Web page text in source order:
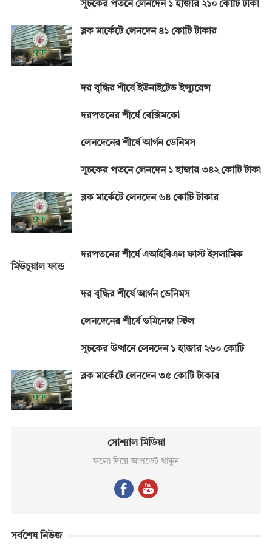
সূচকের পতনে লেনদেন ১ হাজার ২১০ কোটি টাকা
ব্লক মার্কেটে লেনদেন ৪১ কোটি টাকার
দর বৃদ্ধির শীর্ষে ইউনাইটেড ইন্স্যুরেন্স
দরপতনের শীর্ষে বেক্সিমকো
লেনদেনের শীর্ষে আর্গন ডেনিমস
সূচকের পতনে লেনদেন ১ হাজার ৩৪২ কোটি টাকা
ব্লক মার্কেটে লেনদেন ৬৪ কোটি টাকার
দরপতনের শীর্ষে এআইবিএল ফাস্ট ইসলামিক
মিউচুয়াল ফান্ড
দর বৃদ্ধির শীর্ষে আর্গন ডেনিমস
লেনদেনের শীর্ষে ডমিনেজ স্টিল
সূচকের উত্থানে লেনদেন ১ হাজার ২৬০ কোটি
ব্লক মার্কেটে লেনদেন ৩৫ কোটি টাকার
সোশ্যাল মিডিয়া
ফলো দিয়ে আপডেট থাকুন
সর্বশেষ নিউজ